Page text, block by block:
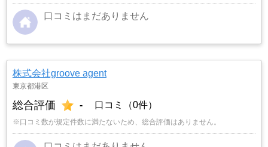
口コミはまだありません
株式会社groove agent
東京都港区
総合評価 - 口コミ（0件）
※口コミ数が規定件数に満たないため、総合評価はありません。